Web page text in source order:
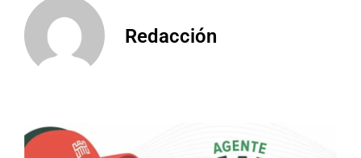
Redacción